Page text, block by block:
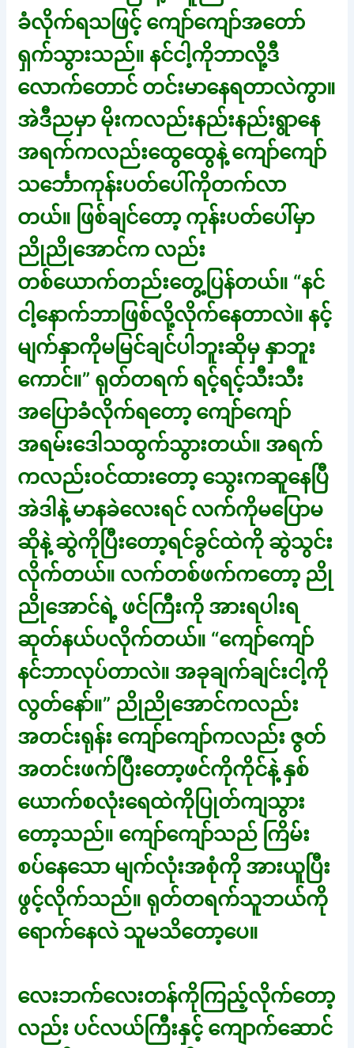
ခံလိုက်ရသဖြင့် ကျော်ကျော်အတော်
ရှက်သွားသည်။ နင်ငါ့ကိုဘာလို့ဒီ
လောက်တောင် တင်းမာနေရတာလဲကွာ။
အဲဒီညမှာ မိုးကလည်းနည်းနည်းရွာနေ
အရက်ကလည်းထွေထွေနဲ့ ကျော်ကျော်
သင်္ဘောကုန်းပတ်ပေါ်ကိုတက်လာ
တယ်။ ဖြစ်ချင်တော့ ကုန်းပတ်ပေါ်မှာ
ညိုညိုအောင်က လည်း
တစ်ယောက်တည်းတွေ့ပြန်တယ်။ “နင်
ငါ့နောက်ဘာဖြစ်လို့လိုက်နေတာလဲ။ နင့်
မျက်နှာကိုမမြင်ချင်ပါဘူးဆိုမှ နှာဘူး
ကောင်။” ရုတ်တရက် ရင့်ရင့်သီးသီး
အပြောခံလိုက်ရတော့ ကျော်ကျော်
အရမ်းဒေါသထွက်သွားတယ်။ အရက်
ကလည်းဝင်ထားတော့ သွေးကဆူနေပြီ
အဲဒါနဲ့ မာနခဲလေးရင် လက်ကိုမပြောမ
ဆိုနဲ့ ဆွဲကိုပြီးတော့ရင်ခွင်ထဲကို ဆွဲသွင်း
လိုက်တယ်။ လက်တစ်ဖက်ကတော့ ညို
ညိုအောင်ရဲ့ ဖင်ကြီးကို အားရပါးရ
ဆုတ်နယ်ပလိုက်တယ်။ “ကျော်ကျော်
နင်ဘာလုပ်တာလဲ။ အခုချက်ချင်းငါ့ကို
လွတ်နော်။” ညိုညိုအောင်ကလည်း
အတင်းရုန်း ကျော်ကျော်ကလည်း ဇွတ်
အတင်းဖက်ပြီးတော့ဖင်ကိုကိုင်နဲ့ နှစ်
ယောက်စလုံးရေထဲကိုပြုတ်ကျသွား
တော့သည်။ ကျော်ကျော်သည် ကြိမ်း
စပ်နေသော မျက်လုံးအစုံကို အားယူပြီး
ဖွင့်လိုက်သည်။ ရုတ်တရက်သူဘယ်ကို
ရောက်နေလဲ သူမသိတော့ပေ။
လေးဘက်လေးတန်ကိုကြည့်လိုက်တော့
လည်း ပင်လယ်ကြီးနှင့် ကျောက်ဆောင်